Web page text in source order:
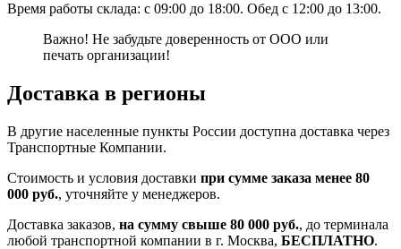
Время работы склада: с 09:00 до 18:00. Обед с 12:00 до 13:00.
Важно! Не забудьте доверенность от ООО или
печать организации!
Доставка в регионы
В другие населенные пункты России доступна доставка через
Транспортные Компании.
Стоимость и условия доставки при сумме заказа менее 80
000 руб., уточняйте у менеджеров.
Доставка заказов, на сумму свыше 80 000 руб., до терминала
любой транспортной компании в г. Москва, БЕСПЛАТНО.